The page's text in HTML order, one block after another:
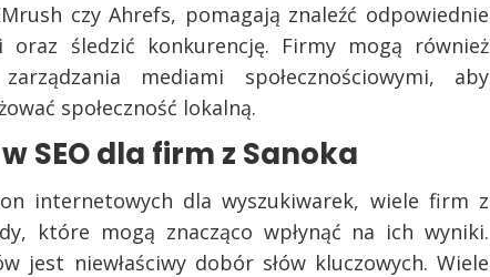
czy Ahrefs, pomagają znaleźć odpowiednie
śledzić konkurencję. Firmy mogą również
mediami społecznościowymi, aby
społeczność lokalną.
SEO dla firm z Sanoka
internetowych dla wyszukiwarek, wiele firm z
które mogą znacząco wpłynąć na ich wyniki.
jest niewłaściwy dobór słów kluczowych. Wiele